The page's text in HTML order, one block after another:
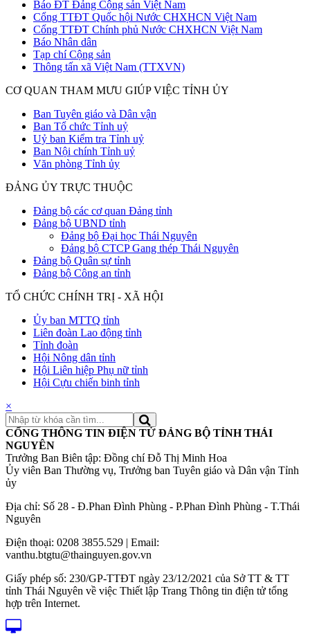
Báo ĐT Đảng Cộng sản Việt Nam
Cổng TTĐT Quốc hội Nước CHXHCN Việt Nam
Cổng TTĐT Chính phủ Nước CHXHCN Việt Nam
Báo Nhân dân
Tạp chí Cộng sản
Thông tấn xã Việt Nam (TTXVN)
CƠ QUAN THAM MƯU GIÚP VIỆC TỈNH ỦY
Ban Tuyên giáo và Dân vận
Ban Tổ chức Tỉnh uỷ
Uỷ ban Kiểm tra Tỉnh uỷ
Ban Nội chính Tỉnh uỷ
Văn phòng Tỉnh ủy
ĐẢNG ỦY TRỰC THUỘC
Đảng bộ các cơ quan Đảng tỉnh
Đảng bộ UBND tỉnh
Đảng bộ Đại học Thái Nguyên
Đảng bộ CTCP Gang thép Thái Nguyên
Đảng bộ Quân sự tỉnh
Đảng bộ Công an tỉnh
TỔ CHỨC CHÍNH TRỊ - XÃ HỘI
Ủy ban MTTQ tỉnh
Liên đoàn Lao động tỉnh
Tỉnh đoàn
Hội Nông dân tỉnh
Hội Liên hiệp Phụ nữ tỉnh
Hội Cựu chiến binh tỉnh
×
CỔNG THÔNG TIN ĐIỆN TỬ ĐẢNG BỘ TỈNH THÁI
NGUYÊN
Trưởng Ban Biên tập: Đồng chí Đỗ Thị Minh Hoa
Ủy viên Ban Thường vụ, Trưởng ban Tuyên giáo và Dân vận Tỉnh
ủy
Địa chỉ: Số 28 - Đ.Phan Đình Phùng - P.Phan Đình Phùng - T.Thái
Nguyên
Điện thoại: 0208 3855.529 | Email:
vanthu.btgtu@thainguyen.gov.vn
Giấy phép số: 230/GP-TTĐT ngày 23/12/2021 của Sở TT & TT
tỉnh Thái Nguyên về việc Thiết lập Trang Thông tin điện tử tổng
hợp trên Internet.